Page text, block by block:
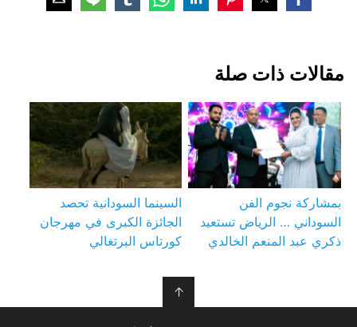
مقالات ذات صلة
بمشاركة نجوم الفن
السوداني … الرياض تستعيد
ذكري عبد المنعم الخالدي
السينما السودانية تحصد
الجائزة الكبرى في مهرجان
كورتاس البرتغالي
↑